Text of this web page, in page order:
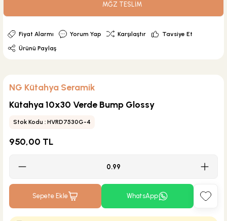
MĞZ TESLİM
Fiyat Alarmı Yorum Yap Karşılaştır
Tavsiye Et
Ürünü Paylaş
NG Kütahya Seramik
Kütahya 10x30 Verde Bump Glossy
Stok Kodu : HVRD7530G-4
950,00 TL
Sepete Ekle WhatsApp